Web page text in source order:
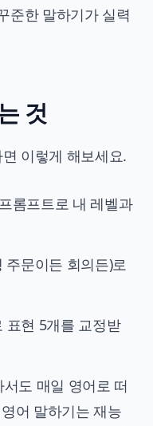
준한 말하기가 실력
것
이렇게 해보세요.
롬프트로 내 레벨과
주문이든 회의든)로
표현 5개를 교정받
도 매일 영어로 떠
어 말하기는 재능